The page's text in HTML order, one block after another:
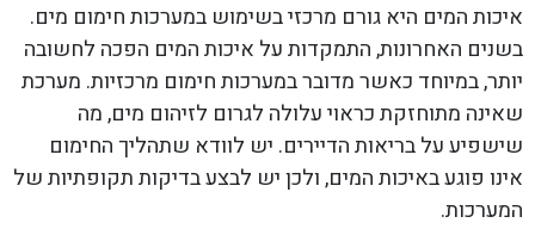
איכות המים היא גורם מרכזי בשימוש במערכות חימום מים.
בשנים האחרונות, התמקדות על איכות המים הפכה לחשובה
יותר, במיוחד כאשר מדובר במערכות חימום מרכזיות. מערכת
שאינה מתוחזקת כראוי עלולה לגרום לזיהום מים, מה
שישפיע על בריאות הדיירים. יש לוודא שתהליך החימום
אינו פוגע באיכות המים, ולכן יש לבצע בדיקות תקופתיות של
המערכות.